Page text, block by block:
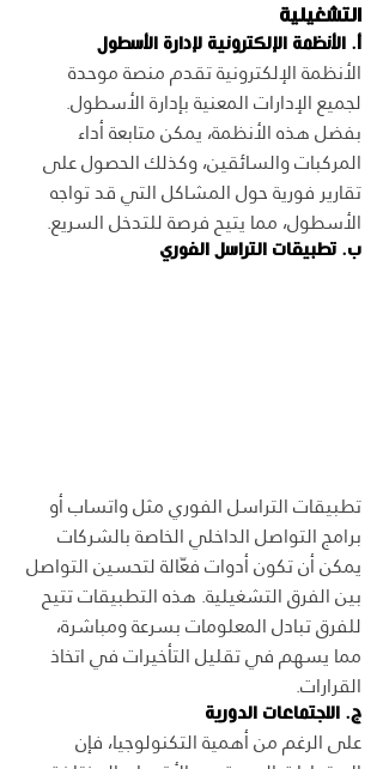
التشغيلية
أ. الأنظمة الإلكترونية لإدارة الأسطول
الأنظمة الإلكترونية تقدم منصة موحدة
لجميع الإدارات المعنية بإدارة الأسطول.
بفضل هذه الأنظمة، يمكن متابعة أداء
المركبات والسائقين، وكذلك الحصول على
تقارير فورية حول المشاكل التي قد تواجه
الأسطول، مما يتيح فرصة للتدخل السريع.
ب. تطبيقات التراسل الفوري
تطبيقات التراسل الفوري مثل واتساب أو
برامج التواصل الداخلي الخاصة بالشركات
يمكن أن تكون أدوات فعّالة لتحسين التواصل
بين الفرق التشغيلية. هذه التطبيقات تتيح
للفرق تبادل المعلومات بسرعة ومباشرة،
مما يسهم في تقليل التأخيرات في اتخاذ
القرارات.
ج. الاجتماعات الدورية
على الرغم من أهمية التكنولوجيا، فإن